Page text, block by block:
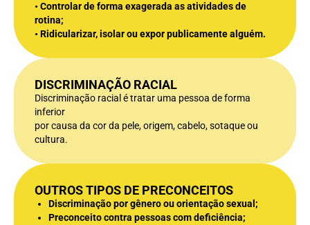
• Controlar de forma exagerada as atividades de
rotina;
• Ridicularizar, isolar ou expor publicamente alguém.
DISCRIMINAÇÃO RACIAL
Discriminação racial é tratar uma pessoa de forma
inferior
por causa da cor da pele, origem, cabelo, sotaque ou
cultura.
OUTROS TIPOS DE PRECONCEITOS
Discriminação por gênero ou orientação sexual;
Preconceito contra pessoas com deficiência;